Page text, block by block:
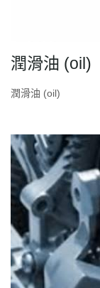
潤滑油 (oil)
潤滑油 (oil)